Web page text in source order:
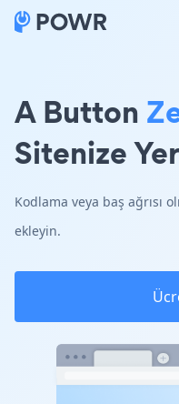
A Button
Sitenize
Kodlama veya baş ağrısı
ekleyin.